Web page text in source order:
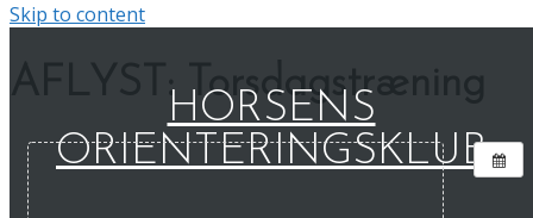
Skip to content
HORSENS
ORIENTERINGSKLUB
AFLYST: Torsdagstræning